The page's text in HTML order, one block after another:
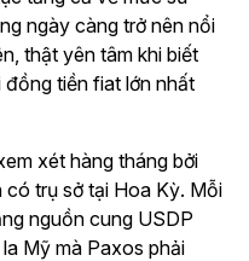
ngày càng trở nên nổi
thật yên tâm khi biết
tiền fiat lớn nhất
xét hàng tháng bởi
trụ sở tại Hoa Kỳ. Mỗi
nguồn cung USDP
Mỹ mà Paxos phải